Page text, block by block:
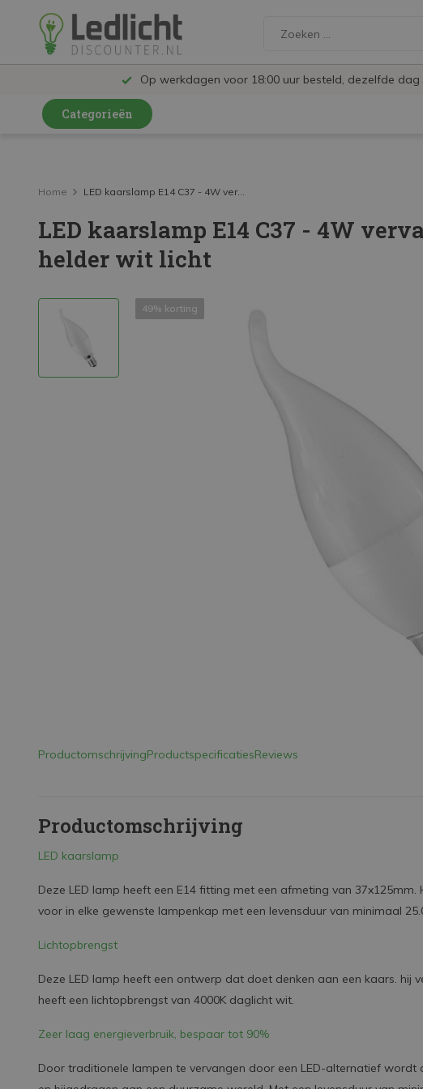
Op werkdagen voor 18:00 uur besteld, dezelfde
Categorieën
LED Railspots
LED Panelen
LED Schijnwerpers
LED Strips
Home LED kaarslamp E14 C37 - 4W ver...
LED kaarslamp E14 C37 - 4W
helder wit licht
49% korting
ProductomschrijvingProductspecificatiesReviews
Productomschrijving
LED kaarslamp
Deze LED lamp heeft een E14 fitting met een afmeting van
voor in elke gewenste lampenkap met een levensduur van minimaal
Lichtopbrengst
Deze LED lamp heeft een ontwerp dat doet denken aan een kaars. hij
heeft een lichtopbrengst van 4000K daglicht wit.
Zeer laag energieverbruik, bespaar tot 90%
Door traditionele lampen te vervangen door een LED-alternatief wordt